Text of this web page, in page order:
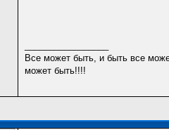
Все может быть, и быть все
может быть!!!!